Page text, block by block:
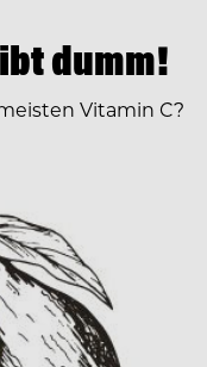
dumm!
Vitamin C?